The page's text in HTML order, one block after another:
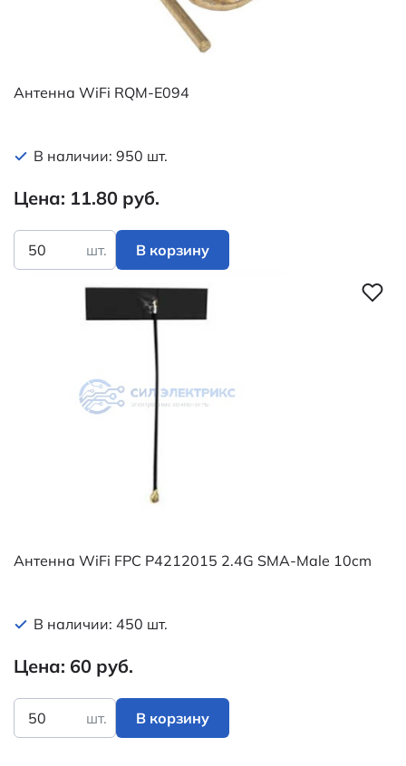
Антенна WiFi RQM-E094
В наличии: 950 шт.
Цена: 11.80 руб.
шт. В корзину
Антенна WiFi FPC P4212015 2.4G SMA-Male 10cm
В наличии: 450 шт.
Цена: 60 руб.
шт. В корзину